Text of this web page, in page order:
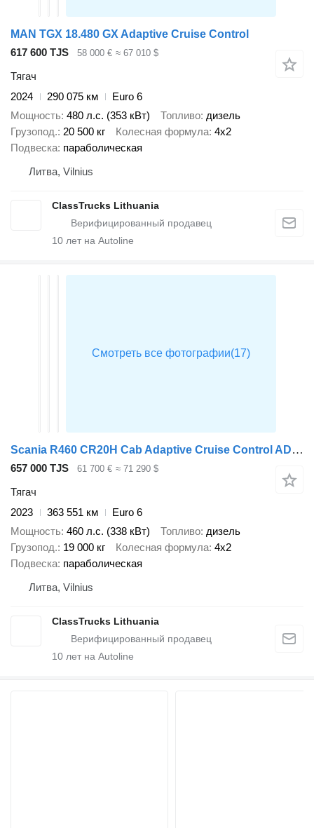
MAN TGX 18.480 GX Adaptive Cruise Control
617 600 TJS
58 000 € ≈ 67 010 $
Тягач
2024
290 075 км
Euro 6
Мощность 480 л.с. (353 кВт) Топливо дизель
Грузопод. 20 500 кг Колесная формула 4x2
Подвеска параболическая
Литва, Vilnius
ClassTrucks Lithuania
10 лет на Autoline
Scania R460 CR20H Cab Adaptive Cruise Control ADAS Package
657 000 TJS 61 700 € ≈ 71 290 $
Тягач
2023
363 551 км
Euro 6
Мощность 460 л.с. (338 кВт) Топливо дизель
Грузопод. 19 000 кг Колесная формула 4x2
Подвеска параболическая
Литва, Vilnius
ClassTrucks Lithuania
10 лет на Autoline